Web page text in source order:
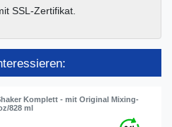
SSL-Zertifikat.
Komplett - mit Original Mixing-
828 ml